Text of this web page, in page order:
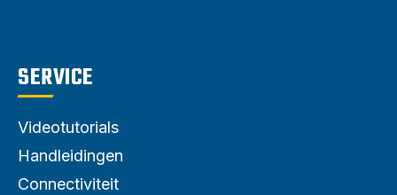
SERVICE
Videotutorials
Handleidingen
Connectiviteit